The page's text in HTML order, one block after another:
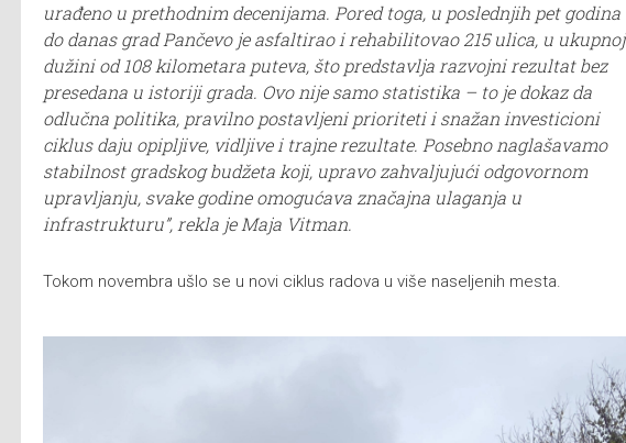
urađeno u prethodnim decenijama. Pored toga, u poslednjih pet godina
do danas grad Pančevo je asfaltirao i rehabilitovao 215 ulica, u ukupnoj
dužini od 108 kilometara puteva, što predstavlja razvojni rezultat bez
presedana u istoriji grada. Ovo nije samo statistika – to je dokaz da
odlučna politika, pravilno postavljeni prioriteti i snažan investicioni
ciklus daju opipljive, vidljive i trajne rezultate. Posebno naglašavamo
stabilnost gradskog budžeta koji, upravo zahvaljujući odgovornom
upravljanju, svake godine omogućava značajna ulaganja u
infrastrukturu”, rekla je Maja Vitman.
Tokom novembra ušlo se u novi ciklus radova u više naseljenih mesta.